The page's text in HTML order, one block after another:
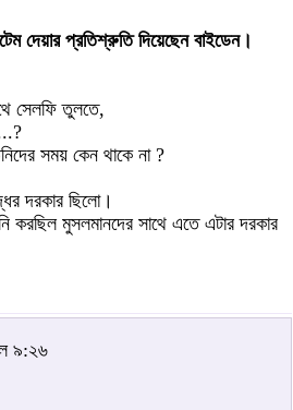
দেয়ার প্রতিশ্রুতি দিয়েছেন বাইডেন।
সেলফি তুলতে,
সময় কেন থাকে না ?
দরকার ছিলো।
করছিল মুসলমানদের সাথে এতে এটার দরকার
৯:২৬